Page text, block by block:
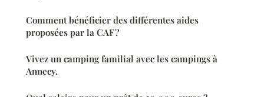
Comment bénéficier des différentes aides
proposées par la CAF ?
Vivez un camping familial avec les campings à
Annecy.